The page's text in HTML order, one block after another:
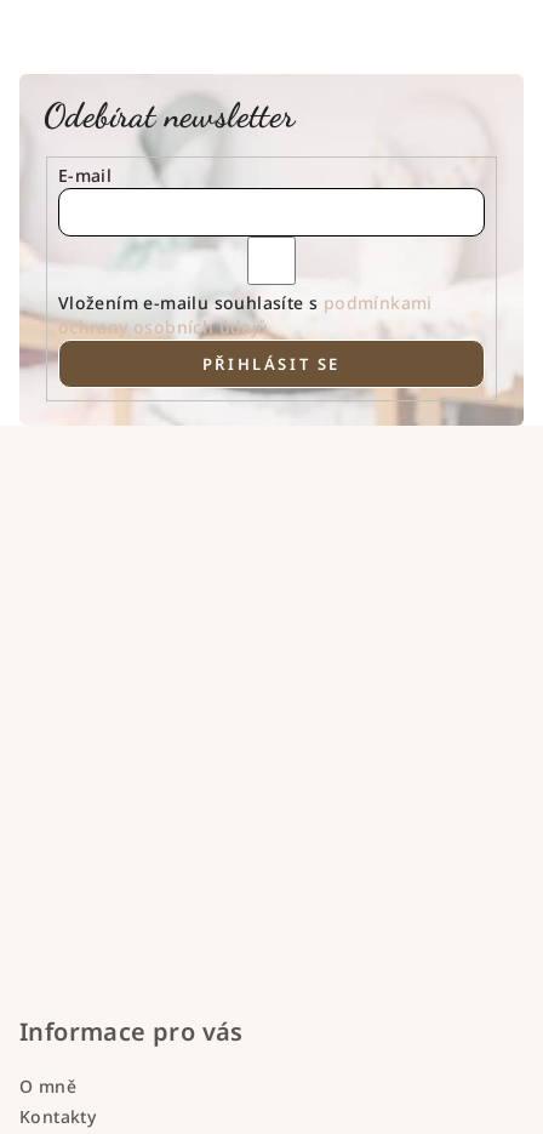
Odebírat newsletter
E-mail
Vložením e-mailu souhlasíte s podmínkami
ochrany osobních údajů
PŘIHLÁSIT SE
Informace pro vás
O mně
Kontakty